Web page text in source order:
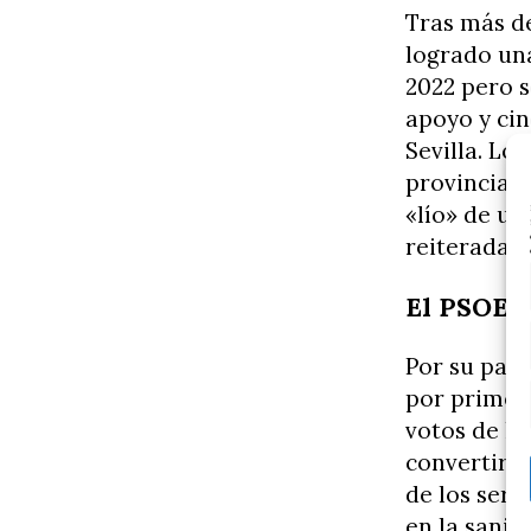
Tras más
logrado
2022 pero
apoyo y
Sevilla.
provincias
«lío» de
El PSOE
Por su
por
votos de la
convertir
de los